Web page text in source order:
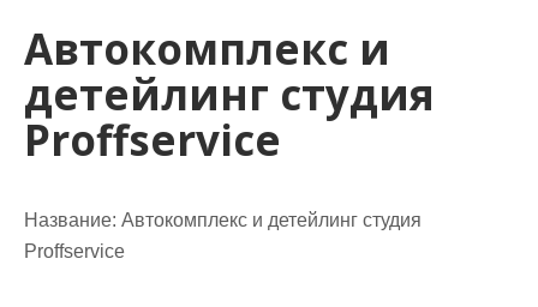
Автокомплекс и
детейлинг студия
Proffservice
Название: Автокомплекс и детейлинг студия
Proffservice